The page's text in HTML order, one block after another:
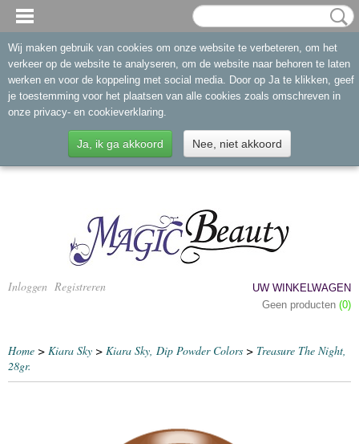
Inloggen Registreren
UW WINKELWAGEN
Geen producten (0)
Home > Kiara Sky > Kiara Sky, Dip Powder Colors > Treasure The Night,
28gr.
Wij maken gebruik van cookies om onze website te verbeteren, om het
verkeer op de website te analyseren, om de website naar behoren te laten
werken en voor de koppeling met social media. Door op Ja te klikken, geef
je toestemming voor het plaatsen van alle cookies zoals omschreven in
onze privacy- en cookieverklaring.
Ja, ik ga akkoord Nee, niet akkoord